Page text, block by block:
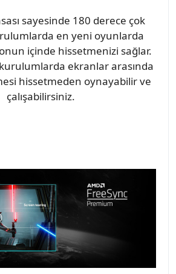
sayesinde 180 derece çok
en yeni oyunlarda
içinde hissetmenizi sağlar.
ekranlar arasında
hissetmeden oynayabilir ve
çalışabilirsiniz.